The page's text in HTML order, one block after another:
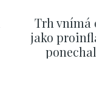
Trh vnímá
jako
ponechali